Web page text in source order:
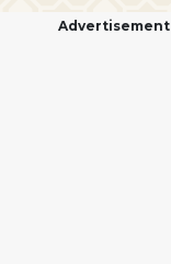
Advertisement